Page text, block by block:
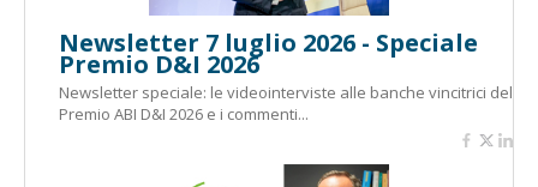
Newsletter 7 luglio 2026 - Speciale
Premio D&I 2026
Newsletter speciale: le videointerviste alle banche vincitrici del
Premio ABI D&I 2026 e i commenti...